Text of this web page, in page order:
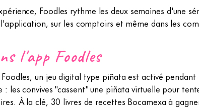
Foodles rythme les deux semaines d'une
sur les comptoirs et même dans les
l'app Foodles
un jeu digital type piñata est activé
: les convives "cassent" une piñata virtuelle pour
À la clé, 30 livres de recettes Bocamexa à